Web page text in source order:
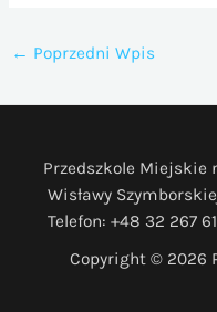
← Poprzedni Wpis
Przedszkole Miejskie
Wisławy
Telefon: +48 32 267
Copyright © 2026